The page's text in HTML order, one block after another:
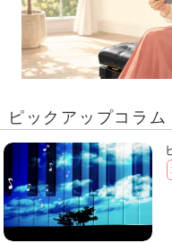
ピックアップコラム